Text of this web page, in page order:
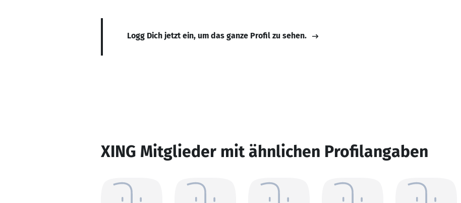
Logg Dich jetzt ein, um das ganze Profil zu sehen.
XING Mitglieder mit ähnlichen Profilangaben